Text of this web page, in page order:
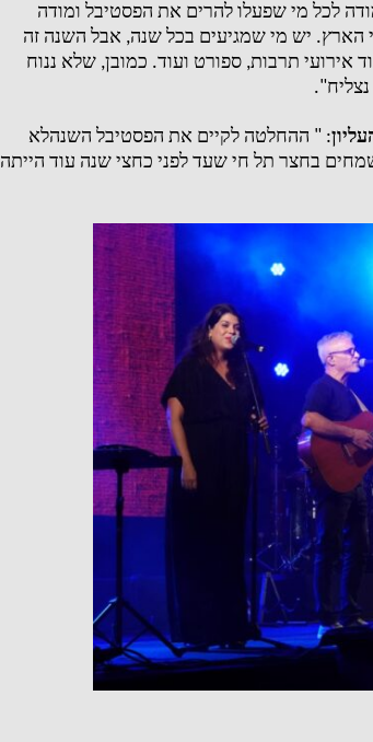
לכל מי שפעלו להרים את הפסטיבל ומודה
הארץ. יש מי שמגיעים בכל שנה, אבל השנה זה
אירועי תרבות, ספורט ועוד. כמובן, שלא ננוח
".
: " ההחלטה לקיים את הפסטיבל השנהלא
בחצר תל חי שעד לפני כחצי שנה עוד הייתה